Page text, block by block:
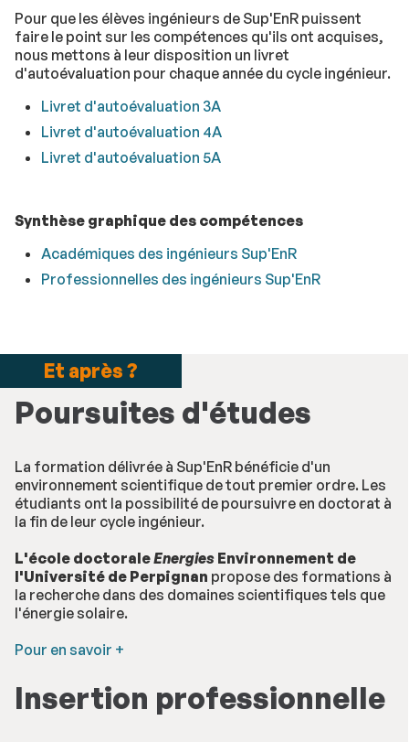
Pour que les élèves ingénieurs de Sup'EnR puissent
faire le point sur les compétences qu'ils ont acquises,
nous mettons à leur disposition un livret
d'autoévaluation pour chaque année du cycle ingénieur.
Livret d'autoévaluation 3A
Livret d'autoévaluation 4A
Livret d'autoévaluation 5A
Synthèse graphique des compétences
Académiques des ingénieurs Sup'EnR
Professionnelles des ingénieurs Sup'EnR
Et après ?
Poursuites d'études
La formation délivrée à Sup'EnR bénéficie d'un
environnement scientifique de tout premier ordre. Les
étudiants ont la possibilité de poursuivre en doctorat à
la fin de leur cycle ingénieur.
L'école doctoraleEnergies Environnement de
l'Université de Perpignan propose des formations à
la recherche dans des domaines scientifiques tels que
l'énergie solaire.
Pour en savoir +
Insertion professionnelle